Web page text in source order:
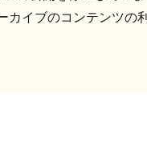
カイブのコンテンツの